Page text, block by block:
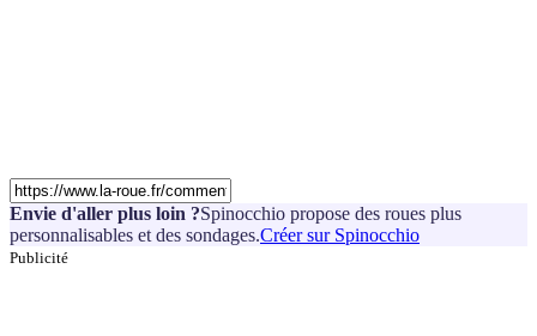
Envie d'aller plus loin ?Spinocchio propose des roues plus
personnalisables et des sondages.Créer sur Spinocchio
Publicité